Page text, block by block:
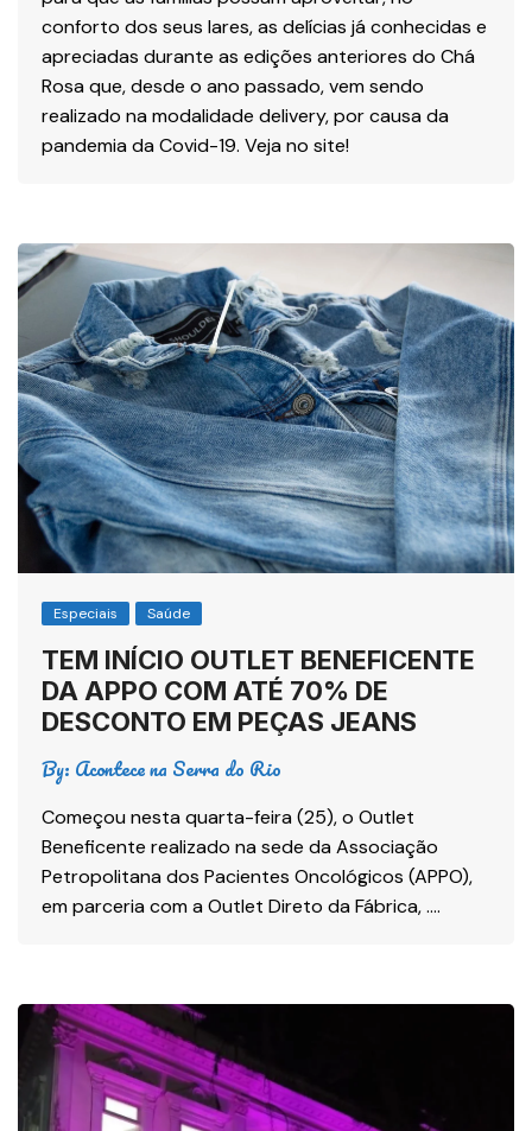
conforto dos seus lares, as delícias já conhecidas e
apreciadas durante as edições anteriores do Chá
Rosa que, desde o ano passado, vem sendo
realizado na modalidade delivery, por causa da
pandemia da Covid-19. Veja no site!
Especiais Saúde
TEM INÍCIO OUTLET BENEFICENTE
DA APPO COM ATÉ 70% DE
DESCONTO EM PEÇAS JEANS
By: Acontece na Serra do Rio
Começou nesta quarta-feira (25), o Outlet
Beneficente realizado na sede da Associação
Petropolitana dos Pacientes Oncológicos (APPO),
em parceria com a Outlet Direto da Fábrica, ….